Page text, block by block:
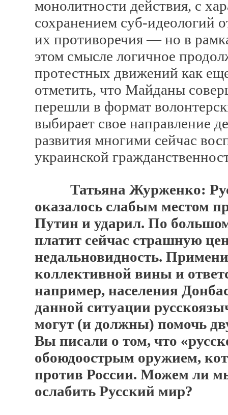
монолитности действия, с
сохранением суб-идеологий
их противоречия — но в
этом смысле логичное
протестных движений как
отметить, что Майданы
перешли в формат
выбирает свое направление
развития многими сейчас
украинской
Татьяна Журженко:
оказалось слабым местом
Путин и ударил. По
платит сейчас страшную
недальновидность.
коллективной вины и
например, населения
данной ситуации
могут (и должны) помочь
Вы писали о том, что
обоюдоострым оружием,
против России. Можем ли
ослабить Русский мир?